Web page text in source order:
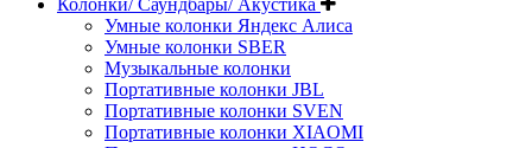
Колонки/ Саундбары/ Акустика
Умные колонки Яндекс Алиса
Умные колонки SBER
Музыкальные колонки
Портативные колонки JBL
Портативные колонки SVEN
Портативные колонки XIAOMI